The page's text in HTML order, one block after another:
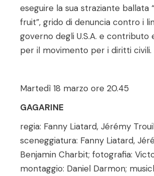
eseguire la sua straziante ballata
fruit”, grido di denuncia contro i
governo degli U.S.A. e contributo
per il movimento per i diritti civili.
Martedì 18 marzo ore 20.45
GAGARINE
regia: Fanny Liatard, Jérémy
sceneggiatura: Fanny Liatard,
Benjamin Charbit; fotografia:
montaggio: Daniel Darmon;